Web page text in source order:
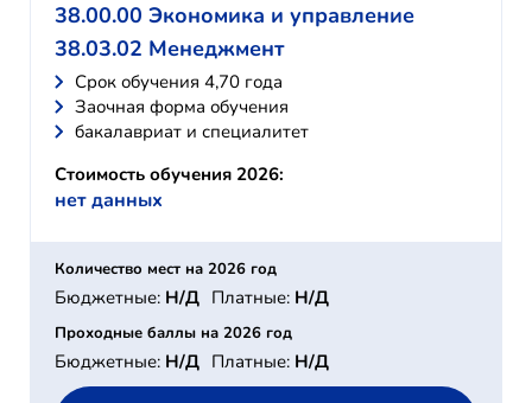
38.00.00 Экономика и управление
38.03.02 Менеджмент
Cрок обучения 4,70 года
Заочная форма обучения
бакалавриат и специалитет
Стоимость обучения 2026:
нет данных
Количество мест на 2026 год
Бюджетные: Н/Д Платные: Н/Д
Проходные баллы на 2026 год
Бюджетные: Н/Д Платные: Н/Д